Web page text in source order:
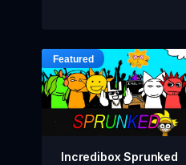
Incredibox Sprunked